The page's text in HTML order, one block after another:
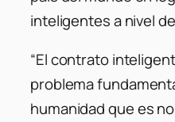
inteligentes a nivel
“El contrato
problema
humanidad que es